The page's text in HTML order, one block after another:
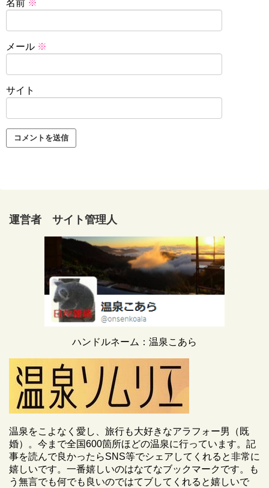
名前 ※
メール ※
サイト
運営者 サイト管理人
ハンドルネーム：温泉こあら
温泉をこよなく愛し、旅行も大好きなアラフォー男（既
婚）。今まで全国600箇所ほどの温泉に行っています。記
事を読んで良かったらSNS等でシェアしてくれると非常に
嬉しいです。一番嬉しいのはなてなブックマークです。も
う無言でも何でも良いのではてブしてくれると嬉しいで